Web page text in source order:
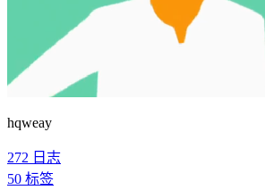
hqweay
272 日志
50 标签